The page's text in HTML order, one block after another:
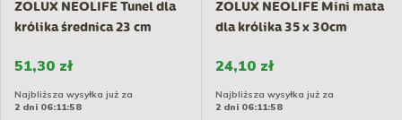
ZOLUX NEOLIFE Tunel dla
królika średnica 23 cm
51,30 zł
Najbliższa wysyłka już za
2 dni 06:11:57
ZOLUX NEOLIFE Mini mata
dla królika 35 x 30cm
24,10 zł
Najbliższa wysyłka już za
2 dni 06:11:57